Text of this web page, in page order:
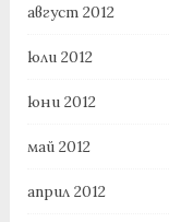
август 2012
юли 2012
юни 2012
май 2012
април 2012